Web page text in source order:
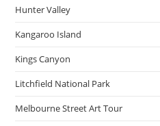
Hunter Valley
Kangaroo Island
Kings Canyon
Litchfield National Park
Melbourne Street Art Tour